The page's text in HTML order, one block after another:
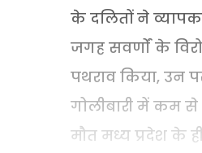
के दलितों ने व्यापक
जगह सवर्णों के
पथराव किया, उन
गोलीबारी में कम
मौत मध्य प्रदेश के